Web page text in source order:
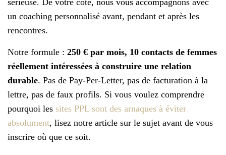
sérieuse. De votre côté, nous vous accompagnons avec
un coaching personnalisé avant, pendant et après les
rencontres.
Notre formule : 250 € par mois, 10 contacts de femmes
réellement intéressées à construire une relation
durable. Pas de Pay-Per-Letter, pas de facturation à la
lettre, pas de faux profils. Si vous voulez comprendre
pourquoi les sites PPL sont des arnaques à éviter
absolument, lisez notre article sur le sujet avant de vous
inscrire où que ce soit.